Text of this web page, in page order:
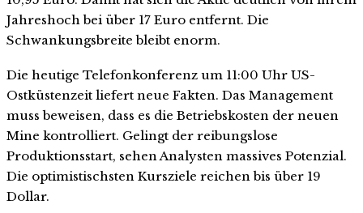
Jahreshoch bei über 17 Euro entfernt. Die
Schwankungsbreite bleibt enorm.
Die heutige Telefonkonferenz um 11:00 Uhr US-
Ostküstenzeit liefert neue Fakten. Das Management
muss beweisen, dass es die Betriebskosten der neuen
Mine kontrolliert. Gelingt der reibungslose
Produktionsstart, sehen Analysten massives Potenzial.
Die optimistischsten Kursziele reichen bis über 19
Dollar.